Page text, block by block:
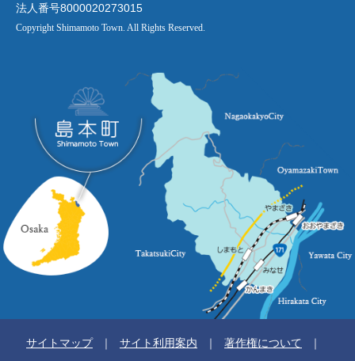
法人番号8000020273015
Copyright Shimamoto Town. All Rights Reserved.
サイトマップ サイト利用案内
著作権について